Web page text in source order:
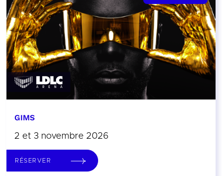
GIMS
2 et 3 novembre 2026
RÉSERVER